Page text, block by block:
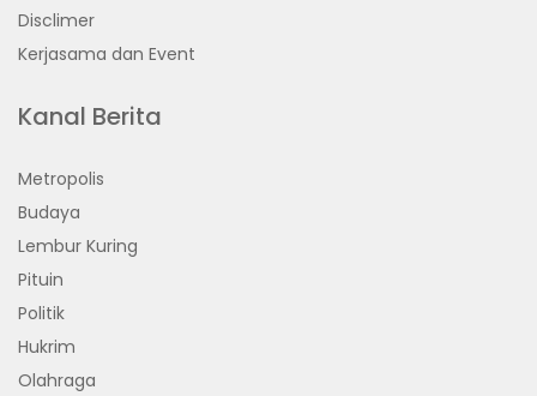
Disclimer
Kerjasama dan Event
Kanal Berita
Metropolis
Budaya
Lembur Kuring
Pituin
Politik
Hukrim
Olahraga